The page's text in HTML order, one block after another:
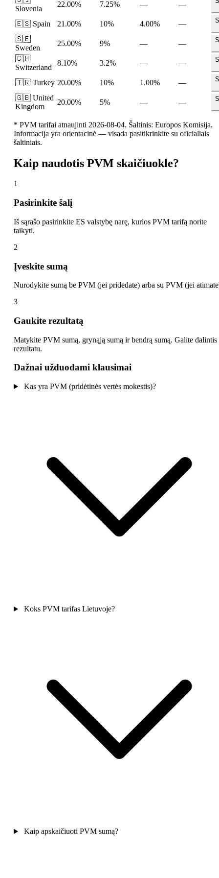
Slovenia
22.00% 7.25% — —
🇪🇸 Spain 21.00% 10% 4.00% —
🇸🇪
Sweden
25.00% 9% — —
🇨🇭
Switzerland
8.10% 3.2% — —
🇹🇷 Turkey 20.00% 10% 1.00% —
🇬🇧 United
Kingdom
20.00% 5% — —
* PVM tarifai atnaujinti 2026-08-04. Šaltinis: Europos Komisija.
Informacija yra orientacinė — visada pasitikrinkite su oficialiais
šaltiniais.
Kaip naudotis PVM skaičiuokle?
1
Pasirinkite šalį
Iš sąrašo pasirinkite ES valstybę narę, kurios PVM tarifą norite
taikyti.
2
Įveskite sumą
Nurodykite sumą be PVM (jei pridedate) arba su PVM (jei
3
Gaukite rezultatą
Matykite PVM sumą, grynąją sumą ir bendrą sumą. Galite dalintis
rezultatu.
Dažnai užduodami klausimai
Kas yra PVM (pridėtinės vertės mokestis)?
Koks PVM tarifas Lietuvoje?
Kaip apskaičiuoti PVM sumą?